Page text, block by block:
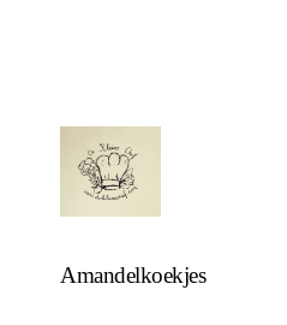
Amandelkoekjes